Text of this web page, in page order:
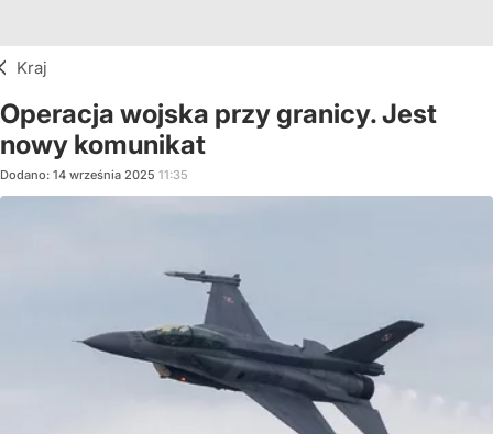
Kraj
Operacja wojska przy granicy. Jest
nowy komunikat
Dodano: 14 września 2025 11:35